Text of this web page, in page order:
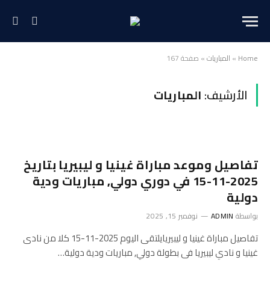
Home
» المباريات» صفحة 167
الأرشيف:المباريات
تفاصيل وموعد مباراة غينيا و ليبيريا بتاريخ
2025-11-15 في دوري دولي, مباريات ودية
دولية
بواسطة ADMIN نوفمبر 15, 2025
تفاصيل مباراة غينيا و ليبيريايلتقى اليوم 2025-11-15 كلا من نادى
غينيا و نادي ليبيريا فى بطولة دولي, مباريات ودية دولية…